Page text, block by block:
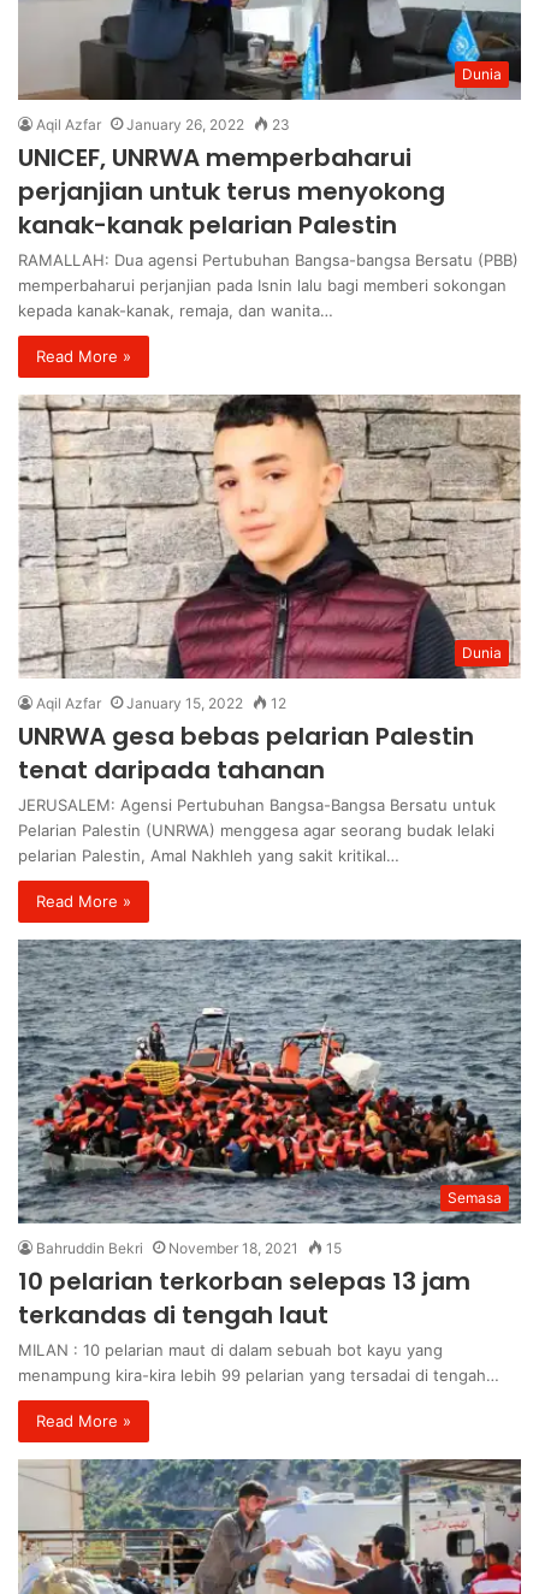
Dunia
Aqil Azfar January 26, 2022 23
UNICEF, UNRWA memperbaharui
perjanjian untuk terus menyokong
kanak-kanak pelarian Palestin
RAMALLAH: Dua agensi Pertubuhan Bangsa-bangsa Bersatu (PBB)
memperbaharui perjanjian pada Isnin lalu bagi memberi sokongan
kepada kanak-kanak, remaja, dan wanita…
Read More »
Dunia
Aqil Azfar January 15, 2022 12
UNRWA gesa bebas pelarian Palestin
tenat daripada tahanan
JERUSALEM: Agensi Pertubuhan Bangsa-Bangsa Bersatu untuk
Pelarian Palestin (UNRWA) menggesa agar seorang budak lelaki
pelarian Palestin, Amal Nakhleh yang sakit kritikal…
Read More »
Semasa
Bahruddin Bekri November 18, 2021 15
10 pelarian terkorban selepas 13 jam
terkandas di tengah laut
MILAN : 10 pelarian maut di dalam sebuah bot kayu yang
menampung kira-kira lebih 99 pelarian yang tersadai di tengah…
Read More »